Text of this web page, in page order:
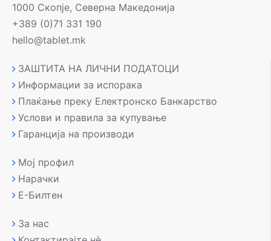
1000 Скопје, Северна Македонија
+389 (0)71 331 190
hello@tablet.mk
ЗАШТИТА НА ЛИЧНИ ПОДАТОЦИ
Информации за испорака
Плаќање преку Електронско Банкарство
Услови и правила за купување
Гаранција на производи
Мој профил
Нарачки
Е-Билтен
За нас